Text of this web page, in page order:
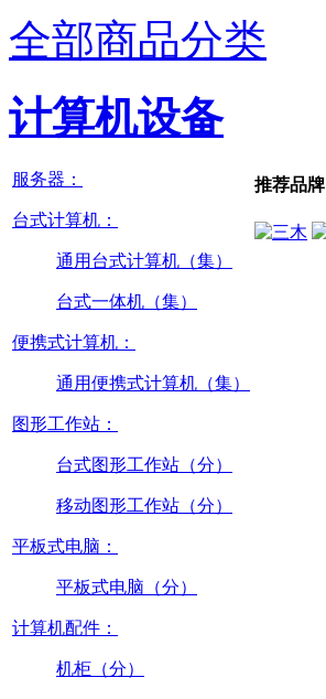
全部商品分类
计算机设备
服务器：
台式计算机：
通用台式计算机（集）
台式一体机（集）
便携式计算机：
通用便携式计算机（集）
图形工作站：
台式图形工作站（分）
移动图形工作站（分）
平板式电脑：
平板式电脑（分）
计算机配件：
机柜（分）
推荐品牌